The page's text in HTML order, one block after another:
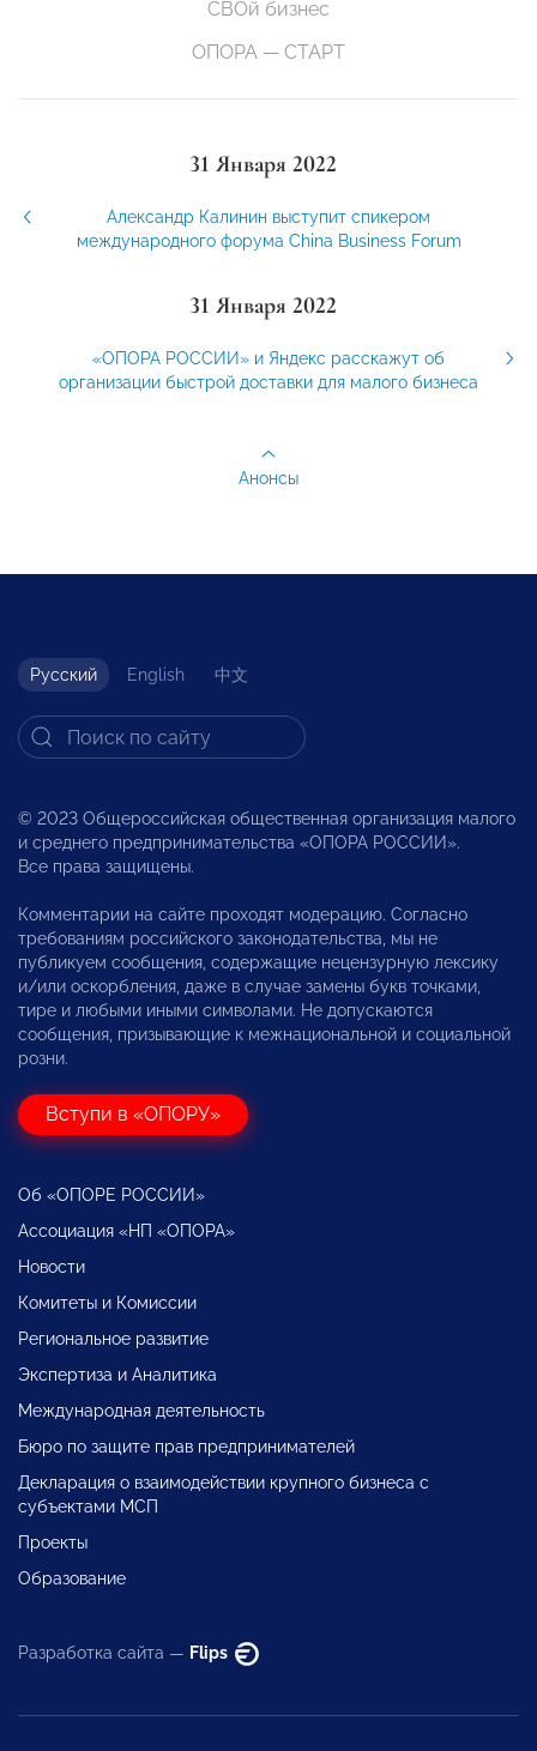
СВОй бизнес
ОПОРА — СТАРТ
31 Января 2022
Александр Калинин выступит спикером
международного форума China Business Forum
31 Января 2022
«ОПОРА РОССИИ» и Яндекс расскажут об
организации быстрой доставки для малого бизнеса
Анонсы
Русский English 中文
© 2023 Общероссийская общественная организация малого
и среднего предпринимательства «ОПОРА РОССИИ».
Все права защищены.
Комментарии на сайте проходят модерацию. Согласно
требованиям российского законодательства, мы не
публикуем сообщения, содержащие нецензурную лексику
и/или оскорбления, даже в случае замены букв точками,
тире и любыми иными символами. Не допускаются
сообщения, призывающие к межнациональной и социальной
розни.
Вступи в «ОПОРУ»
Об «ОПОРЕ РОССИИ»
Ассоциация «НП «ОПОРА»
Новости
Комитеты и Комиссии
Региональное развитие
Экспертиза и Аналитика
Международная деятельность
Бюро по защите прав предпринимателей
Декларация о взаимодействии крупного бизнеса с
субъектами МСП
Проекты
Образование
Разработка сайта — Flips